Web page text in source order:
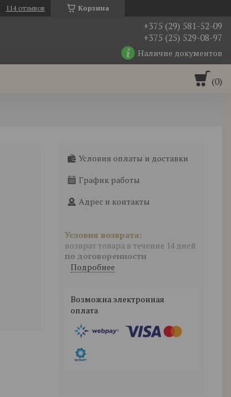
Корзина
114 отзывов
+375 (29) 581-52-09
+375 (25) 529-08-97
Наличие документов
Условия оплаты и доставки
График работы
Адрес и контакты
возврат товара в течение 14 дней
по договоренности
Подробнее